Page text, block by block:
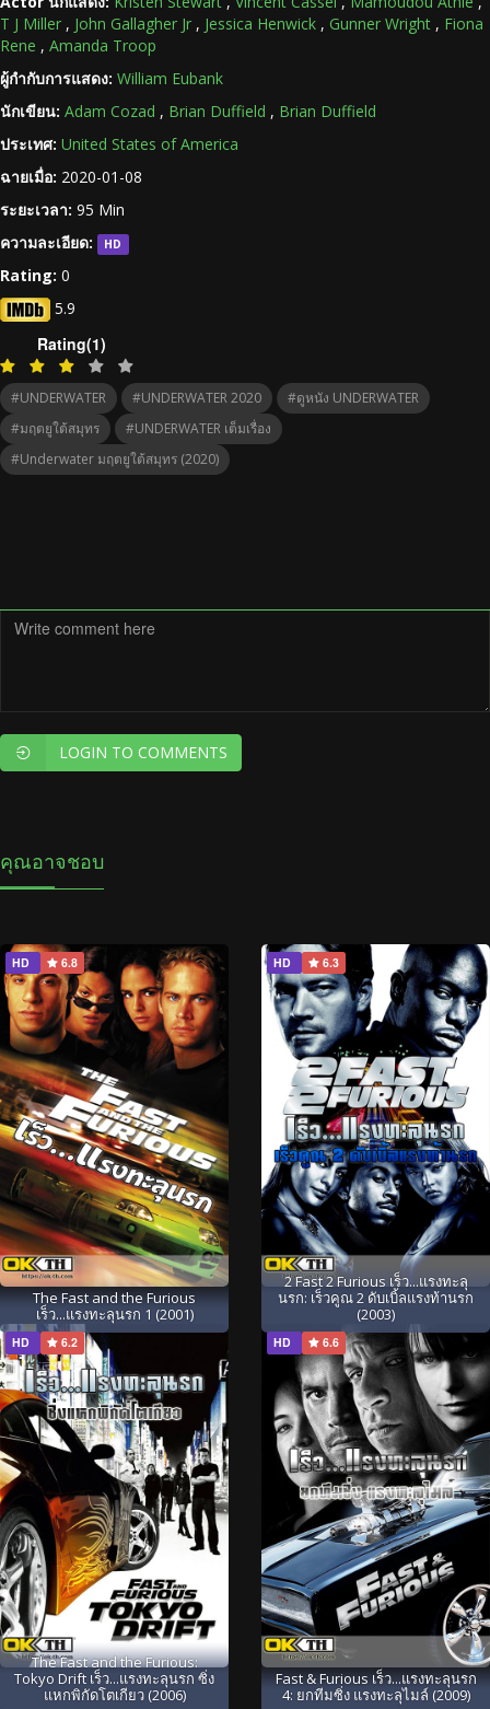
T J Miller , John Gallagher Jr , Jessica Henwick , Gunner Wright , Fiona
Rene , Amanda Troop
ผู้กำกับการแสดง: William Eubank
นักเขียน: Adam Cozad , Brian Duffield , Brian Duffield
ประเทศ: United States of America
ฉายเมื่อ: 2020-01-08
ระยะเวลา: 95 Min
ความละเอียด:
HD
Rating: 0
5.9
Rating(1)
#UNDERWATER #UNDERWATER 2020
#ดูหนัง UNDERWATER
#มฤตยูใต้สมุทร
#UNDERWATER เต็มเรื่อง
#Underwater มฤตยูใต้สมุทร (2020)
LOGIN TO COMMENTS
คุณอาจชอบ
HD 6.8
The Fast and the Furious
เร็ว...แรงทะลุนรก 1 (2001)
HD 6.3
2 Fast 2 Furious เร็ว...แรงทะลุ
นรก: เร็วคูณ 2 ดับเบิ้ลแรงท้านรก
(2003)
HD 6.2
The Fast and the Furious:
Tokyo Drift เร็ว...แรงทะลุนรก ซิ่ง
แหกพิกัดโตเกียว (2006)
HD 6.6
Fast & Furious เร็ว...แรงทะลุนรก
4: ยกทีมซิ่ง แรงทะลุไมล์ (2009)